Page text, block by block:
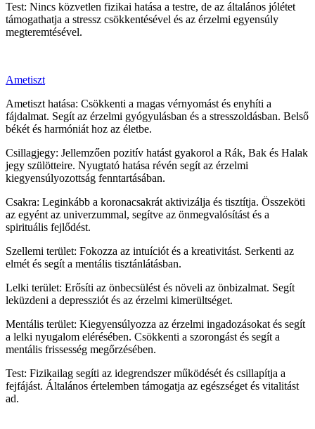
Test: Nincs közvetlen fizikai hatása a testre, de az általános jólétet
támogathatja a stressz csökkentésével és az érzelmi egyensúly
megteremtésével.
Ametiszt
Ametiszt hatása: Csökkenti a magas vérnyomást és enyhíti a
fájdalmat. Segít az érzelmi gyógyulásban és a stresszoldásban. Belső
békét és harmóniát hoz az életbe.
Csillagjegy: Jellemzően pozitív hatást gyakorol a Rák, Bak és Halak
jegy szülötteire. Nyugtató hatása révén segít az érzelmi
kiegyensúlyozottság fenntartásában.
Csakra: Leginkább a koronacsakrát aktivizálja és tisztítja. Összeköti
az egyént az univerzummal, segítve az önmegvalósítást és a
spirituális fejlődést.
Szellemi terület: Fokozza az intuíciót és a kreativitást. Serkenti az
elmét és segít a mentális tisztánlátásban.
Lelki terület: Erősíti az önbecsülést és növeli az önbizalmat. Segít
leküzdeni a depressziót és az érzelmi kimerültséget.
Mentális terület: Kiegyensúlyozza az érzelmi ingadozásokat és segít
a lelki nyugalom elérésében. Csökkenti a szorongást és segít a
mentális frissesség megőrzésében.
Test: Fizikailag segíti az idegrendszer működését és csillapítja a
fejfájást. Általános értelemben támogatja az egészséget és vitalitást
ad.